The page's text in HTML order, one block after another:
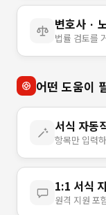
변호사 ·
법률 검토를
어떤 도움이
서식 자동
항목만 입력
1:1 서식
원격 지원 포